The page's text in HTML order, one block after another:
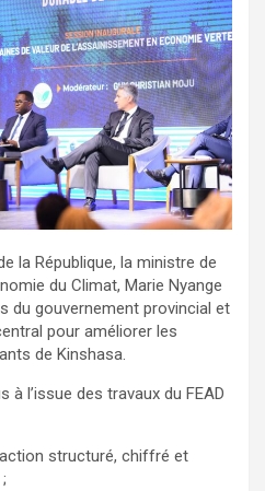
la République, la ministre de
du Climat, Marie Nyange
du gouvernement provincial et
pour améliorer les
de Kinshasa.
l’issue des travaux du FEAD
structuré, chiffré et